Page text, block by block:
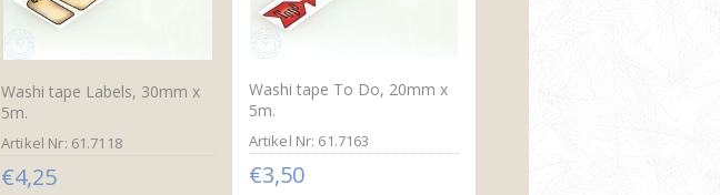
Washi tape Labels, 30mm x
5m.
Artikel Nr: 61.7118
€4,25
Washi tape To Do, 20mm x
5m.
Artikel Nr: 61.7163
€3,50